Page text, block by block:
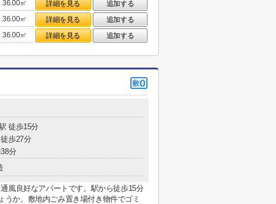
36.00㎡ 詳細を見る
追加する
36.00㎡ 詳細を見る
追加する
36.00㎡ 詳細を見る 追加する
徒歩15分
歩27分
分
風良好なアパートです。駅から徒歩15分
か。敷地内ごみ置き場付き物件でゴミ